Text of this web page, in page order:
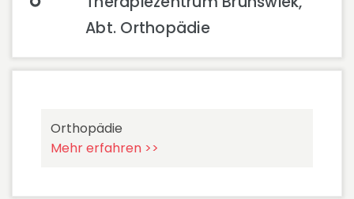
Abt. Orthopädie
Orthopädie
Mehr erfahren >>